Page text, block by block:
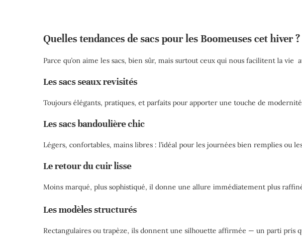
Quelles tendances de sacs pour les Boomeuses cet hiver ?
Parce qu’on aime les sacs, bien sûr, mais surtout ceux qui nous facilitent la
Les sacs seaux revisités
Toujours élégants, pratiques, et parfaits pour apporter une touche de
Les sacs bandoulière chic
Légers, confortables, mains libres : l’idéal pour les journées bien remplies ou
Le retour du cuir lisse
Moins marqué, plus sophistiqué, il donne une allure immédiatement plus
Les modèles structurés
Rectangulaires ou trapèze, ils donnent une silhouette affirmée — un parti pris